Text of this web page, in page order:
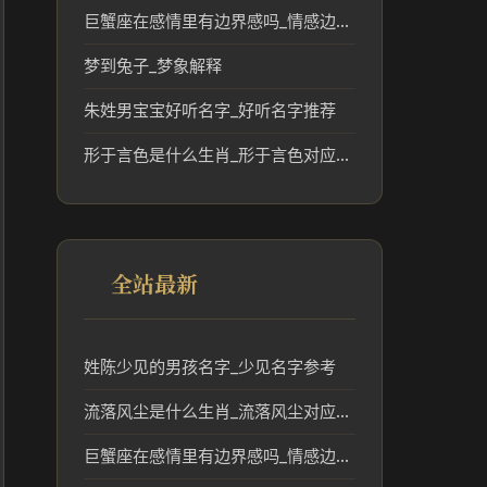
巨蟹座在感情里有边界感吗_情感边界与性格解析
梦到兔子_梦象解释
朱姓男宝宝好听名字_好听名字推荐
形于言色是什么生肖_形于言色对应的生肖文化解读
全站最新
姓陈少见的男孩名字_少见名字参考
流落风尘是什么生肖_流落风尘对应的生肖文化解读
巨蟹座在感情里有边界感吗_情感边界与性格解析